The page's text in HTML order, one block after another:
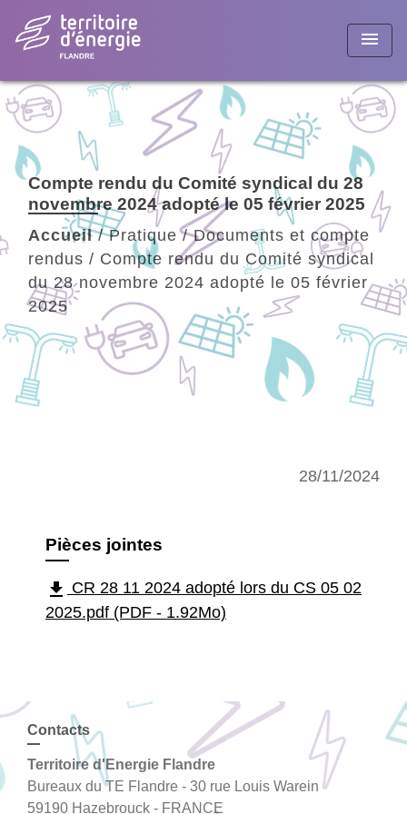
menu
Compte rendu du Comité syndical du 28
novembre 2024 adopté le 05 février 2025
Accueil/Pratique/Documents et compte
rendus / Compte rendu du Comité syndical
du 28 novembre 2024 adopté le 05 février
2025
28/11/2024
Pièces jointes
file_download CR 28 11 2024 adopté lors du CS 05 02
2025.pdf (PDF - 1.92Mo)
Contacts
Territoire d'Energie Flandre
Bureaux du TE Flandre - 30 rue Louis Warein
59190 Hazebrouck - FRANCE